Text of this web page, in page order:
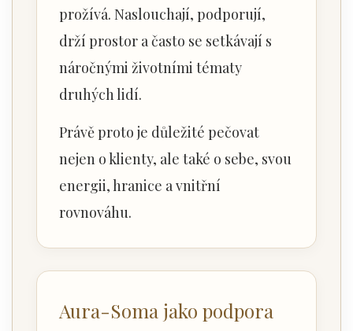
prožívá. Naslouchají, podporují,
drží prostor a často se setkávají s
náročnými životními tématy
druhých lidí.
Právě proto je důležité pečovat
nejen o klienty, ale také o sebe, svou
energii, hranice a vnitřní
rovnováhu.
Aura-Soma jako podpora